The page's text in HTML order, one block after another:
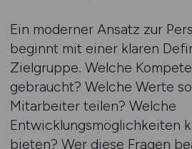
Ein moderner Ansatz zur
beginnt mit einer klaren
Zielgruppe. Welche
gebraucht? Welche Werte
Mitarbeiter teilen? Welche
Entwicklungsmöglichkeiten
bieten? Wer diese Fragen